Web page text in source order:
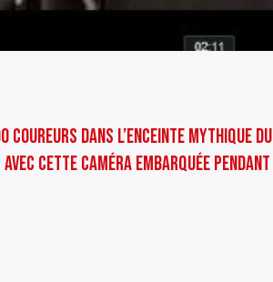
coureurs dans l’enceinte mythique du
cette caméra embarquée pendant